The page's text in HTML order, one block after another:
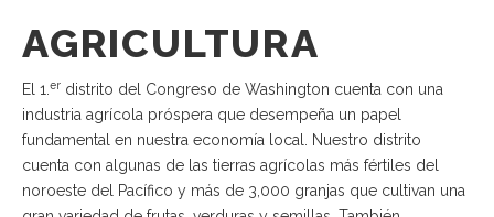
AGRICULTURA
El 1. er distrito del Congreso de Washington cuenta con una
industria agrícola próspera que desempeña un papel
fundamental en nuestra economía local. Nuestro distrito
cuenta con algunas de las tierras agrícolas más fértiles del
noroeste del Pacífico y más de 3,000 granjas que cultivan una